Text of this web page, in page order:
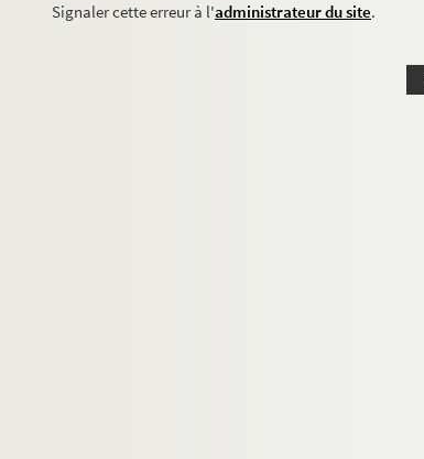
Signaler cette erreur à l'administrateur du site.